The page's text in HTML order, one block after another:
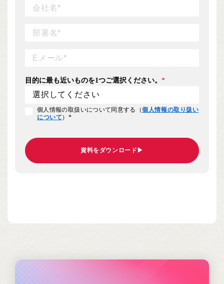
目的に最も近いものを1つご選択ください。 *
個人情報の取扱いについて同意する（個人情報の取り扱い
について ） *